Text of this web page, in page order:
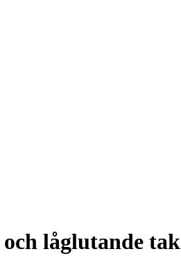
låglutande tak